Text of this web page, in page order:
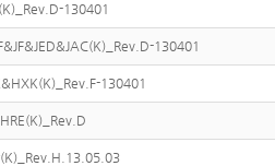
130401
130401
130401